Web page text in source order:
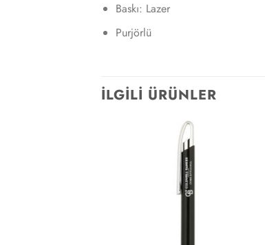
Baskı: Lazer
Purjörlü
İLGILI ÜRÜNLER